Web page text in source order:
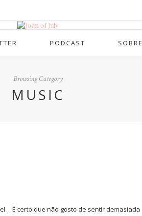
PODCAST SOBRE
Browsing Category
MUSIC
É certo que não gosto de sentir demasiada